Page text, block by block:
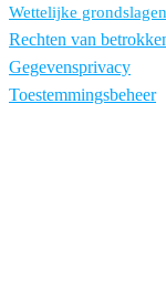
Wettelijke
Rechten van
Gegevensprivacy
Toestemmingsbeheer